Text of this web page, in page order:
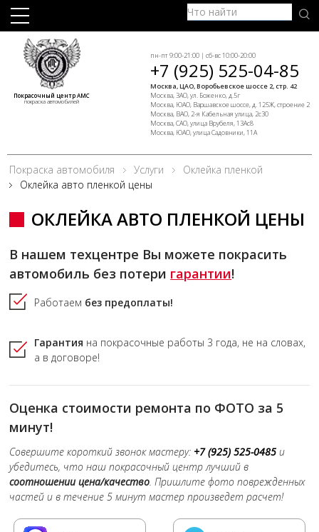
Покрасочный центр АМС
покраска автомобилей
пн-пт 9:00-21:00 | сб-вс 10:00-20:00
+7 (925) 525-04-85
Москва, ЦАО, Воробьевское шоссе 2, стр. 42
Москва, ЗАО, ул. Боженко, д.5г
Москва, ЮАО, Варшавское шоссе, д. 125Ж, строение 2
Москва, ВАО, 2-я Кабельная улица, 2с30
Москва, САО, улица Врубеля, 13Ас8
Москва, ЮАО, улица Садовники, 11А
Покраска автомобиля Услуги
Оклейка пленкой
Оклейка авто пленкой цены
ОКЛЕЙКА АВТО ПЛЕНКОЙ ЦЕНЫ
В нашем техцентре Вы можете покрасить
автомобиль без потери гарантии!
Работаем без предоплаты!
Гарантия на покрасочные работы 3 года, не на словах,
а в договоре!
Оценка стоимости ремонта по ФОТО за 5
минут!
Совершите короткий звонок мастеру: +7 (925) 525-0485 и
убедитесь, что наш покрасочный центр лучший в
соотношении цена/качество. Пришлите фото поврежденных
частей и в течение 5 минут мастер произведет расчет!